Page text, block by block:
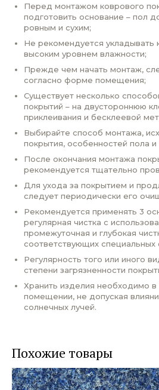
Перед монтажом коврового
подготовить основание – пол
ровным и сухим;
Не рекомендуется
высоким уровнем влажности;
Прежде чем начать монтаж,
согласно форме помещения;
Существует несколько
покрытий – на двустороннюю
приклеивания и бесклеевой
Выбирайте способ монтажа,
покрытия, особенностей пола
После окончания монтажа
рекомендуется тщательно
Для ухода за покрытием и
следует периодически его
Рекомендуется применять 3
регулярная чистка с
промежуточная и глубокая
соответствующих специальных
Регулярность того или иного
степени загрязненности
Хранить изделия необходимо
помещении, не допуская
солнечных лучей.
Похожие товары